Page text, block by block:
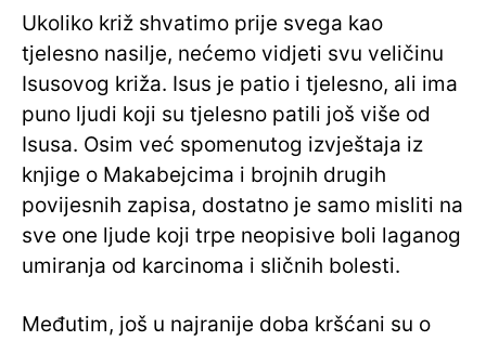
Ukoliko križ shvatimo prije svega kao
tjelesno nasilje, nećemo vidjeti svu veličinu
Isusovog križa. Isus je patio i tjelesno, ali ima
puno ljudi koji su tjelesno patili još više od
Isusa. Osim već spomenutog izvještaja iz
knjige o Makabejcima i brojnih drugih
povijesnih zapisa, dostatno je samo misliti na
sve one ljude koji trpe neopisive boli laganog
umiranja od karcinoma i sličnih bolesti.
Međutim, još u najranije doba kršćani su o